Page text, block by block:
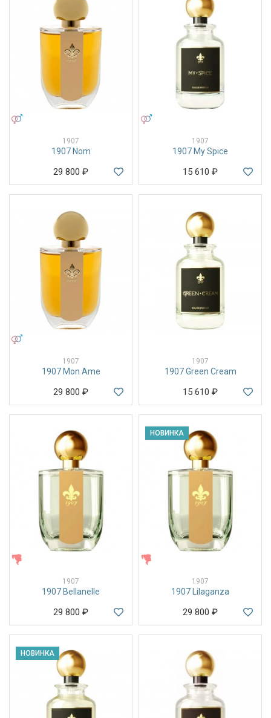
1907
1907 Nom
29 800 ₽
1907
1907 My Spice
15 610 ₽
1907
1907 Mon Ame
29 800 ₽
1907
1907 Green Cream
15 610 ₽
1907
1907 Bellanelle
29 800 ₽
НОВИНКА
1907
1907 Lilaganza
29 800 ₽
НОВИНКА